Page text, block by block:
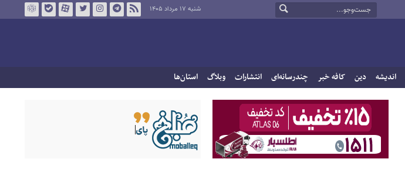
شنبه ۱۷ مرداد ۱۴۰۵
اندیشه دین کافه خبر چندرسانه‌ای انتشارات وبلاگ استان‌ها